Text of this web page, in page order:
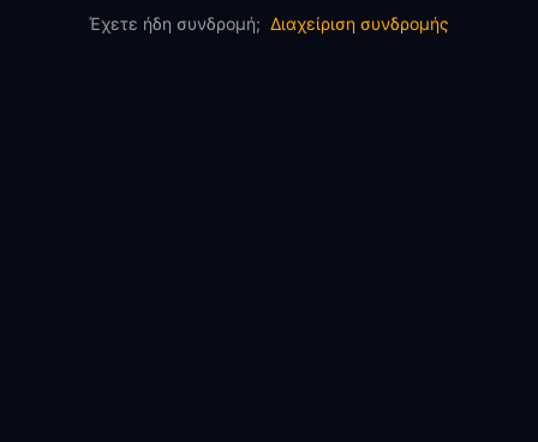
Έχετε ήδη συνδρομή; Διαχείριση συνδρομής